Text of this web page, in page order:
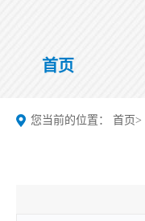
首页
您当前的位置： 首页>